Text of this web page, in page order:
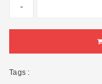
-
Tags :